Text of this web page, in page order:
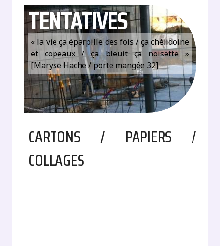
TENTATIVES
« la vie ça éparpille des fois / ça chélidoine
et copeaux / ça bleuit ça noisette »
[Maryse Hache / porte mangée 32]
CARTONS / PAPIERS /
COLLAGES